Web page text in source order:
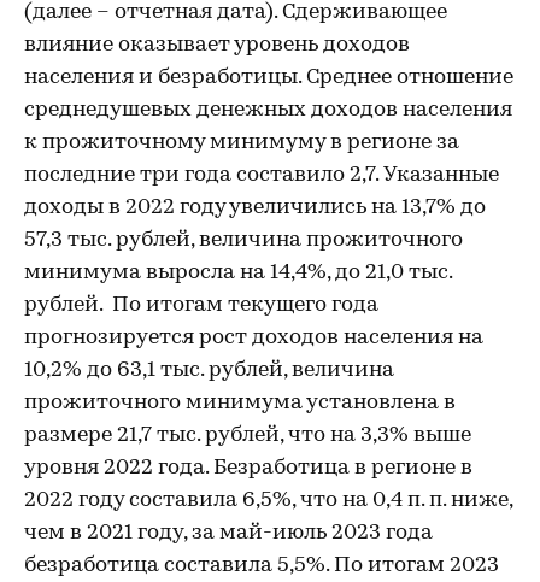
(далее – отчетная дата). Сдерживающее
влияние оказывает уровень доходов
населения и безработицы. Среднее отношение
среднедушевых денежных доходов населения
к прожиточному минимуму в регионе за
последние три года составило 2,7. Указанные
доходы в 2022 году увеличились на 13,7% до
57,3 тыс. рублей, величина прожиточного
минимума выросла на 14,4%, до 21,0 тыс.
рублей. По итогам текущего года
прогнозируется рост доходов населения на
10,2% до 63,1 тыс. рублей, величина
прожиточного минимума установлена в
размере 21,7 тыс. рублей, что на 3,3% выше
уровня 2022 года. Безработица в регионе в
2022 году составила 6,5%, что на 0,4 п. п. ниже,
чем в 2021 году, за май-июль 2023 года
безработица составила 5,5%. По итогам 2023